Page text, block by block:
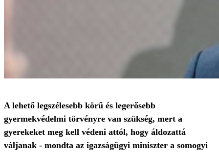
A lehető legszélesebb körű és legerősebb
gyermekvédelmi törvényre van szükség, mert a
gyerekeket meg kell védeni attól, hogy áldozattá
váljanak - mondta az igazságügyi miniszter a somogyi